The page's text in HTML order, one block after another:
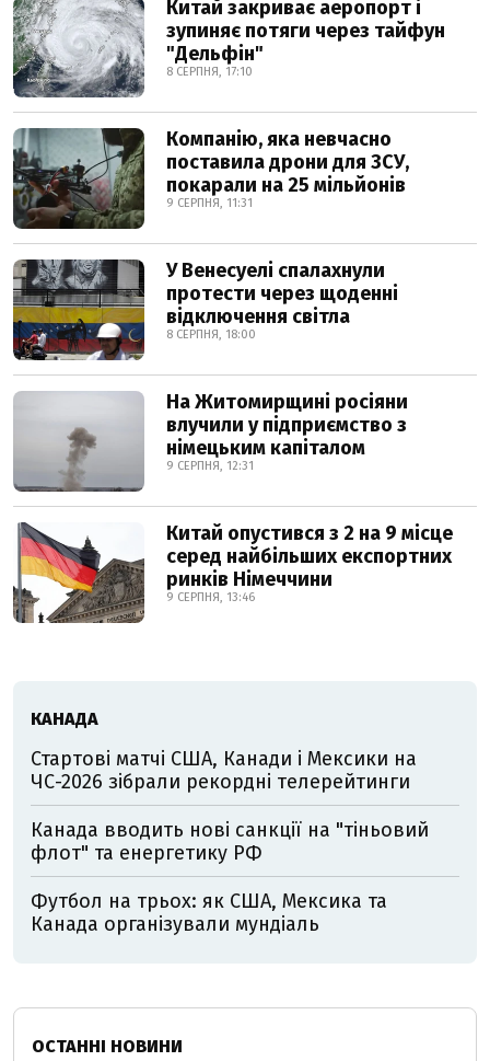
Китай закриває аеропорт і
зупиняє потяги через тайфун
"Дельфін"
8 СЕРПНЯ, 17:10
Компанію, яка невчасно
поставила дрони для ЗСУ,
покарали на 25 мільйонів
9 СЕРПНЯ, 11:31
У Венесуелі спалахнули
протести через щоденні
відключення світла
8 СЕРПНЯ, 18:00
На Житомирщині росіяни
влучили у підприємство з
німецьким капіталом
9 СЕРПНЯ, 12:31
Китай опустився з 2 на 9 місце
серед найбільших експортних
ринків Німеччини
9 СЕРПНЯ, 13:46
КАНАДА
Стартові матчі США, Канади і Мексики на
ЧС-2026 зібрали рекордні телерейтинги
Канада вводить нові санкції на "тіньовий
флот" та енергетику РФ
Футбол на трьох: як США, Мексика та
Канада організували мундіаль
ОСТАННІ НОВИНИ